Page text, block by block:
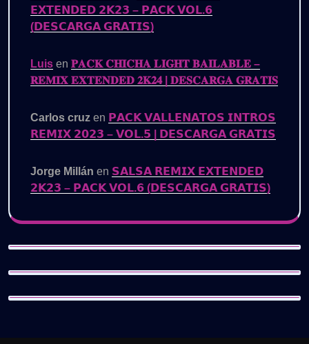
𝗘𝗫𝗧𝗘𝗡𝗗𝗘𝗗 𝟮𝗞𝟮𝟯 – 𝗣𝗔𝗖𝗞 𝗩𝗢𝗟.𝟲
(𝗗𝗘𝗦𝗖𝗔𝗥𝗚𝗔 𝗚𝗥𝗔𝗧𝗜𝗦)
Luis en 𝐏𝐀𝐂𝐊 𝐂𝐇𝐈𝐂𝐇𝐀 𝐋𝐈𝐆𝐇𝐓 𝐁𝐀𝐈𝐋𝐀𝐁𝐋𝐄 –
𝐑𝐄𝐌𝐈𝐗 𝐄𝐗𝐓𝐄𝐍𝐃𝐄𝐃 𝟐𝐊𝟐𝟒 | 𝐃𝐄𝐒𝐂𝐀𝐑𝐆𝐀 𝐆𝐑𝐀𝐓𝐈𝐒
Carlos cruz en 𝗣𝗔𝗖𝗞 𝗩𝗔𝗟𝗟𝗘𝗡𝗔𝗧𝗢𝗦 𝗜𝗡𝗧𝗥𝗢𝗦
𝗥𝗘𝗠𝗜𝗫 𝟮𝟬𝟮𝟯 – 𝗩𝗢𝗟.𝟱 | 𝗗𝗘𝗦𝗖𝗔𝗥𝗚𝗔 𝗚𝗥𝗔𝗧𝗜𝗦
Jorge Millán en 𝗦𝗔𝗟𝗦𝗔 𝗥𝗘𝗠𝗜𝗫 𝗘𝗫𝗧𝗘𝗡𝗗𝗘𝗗
𝟮𝗞𝟮𝟯 – 𝗣𝗔𝗖𝗞 𝗩𝗢𝗟.𝟲 (𝗗𝗘𝗦𝗖𝗔𝗥𝗚𝗔 𝗚𝗥𝗔𝗧𝗜𝗦)